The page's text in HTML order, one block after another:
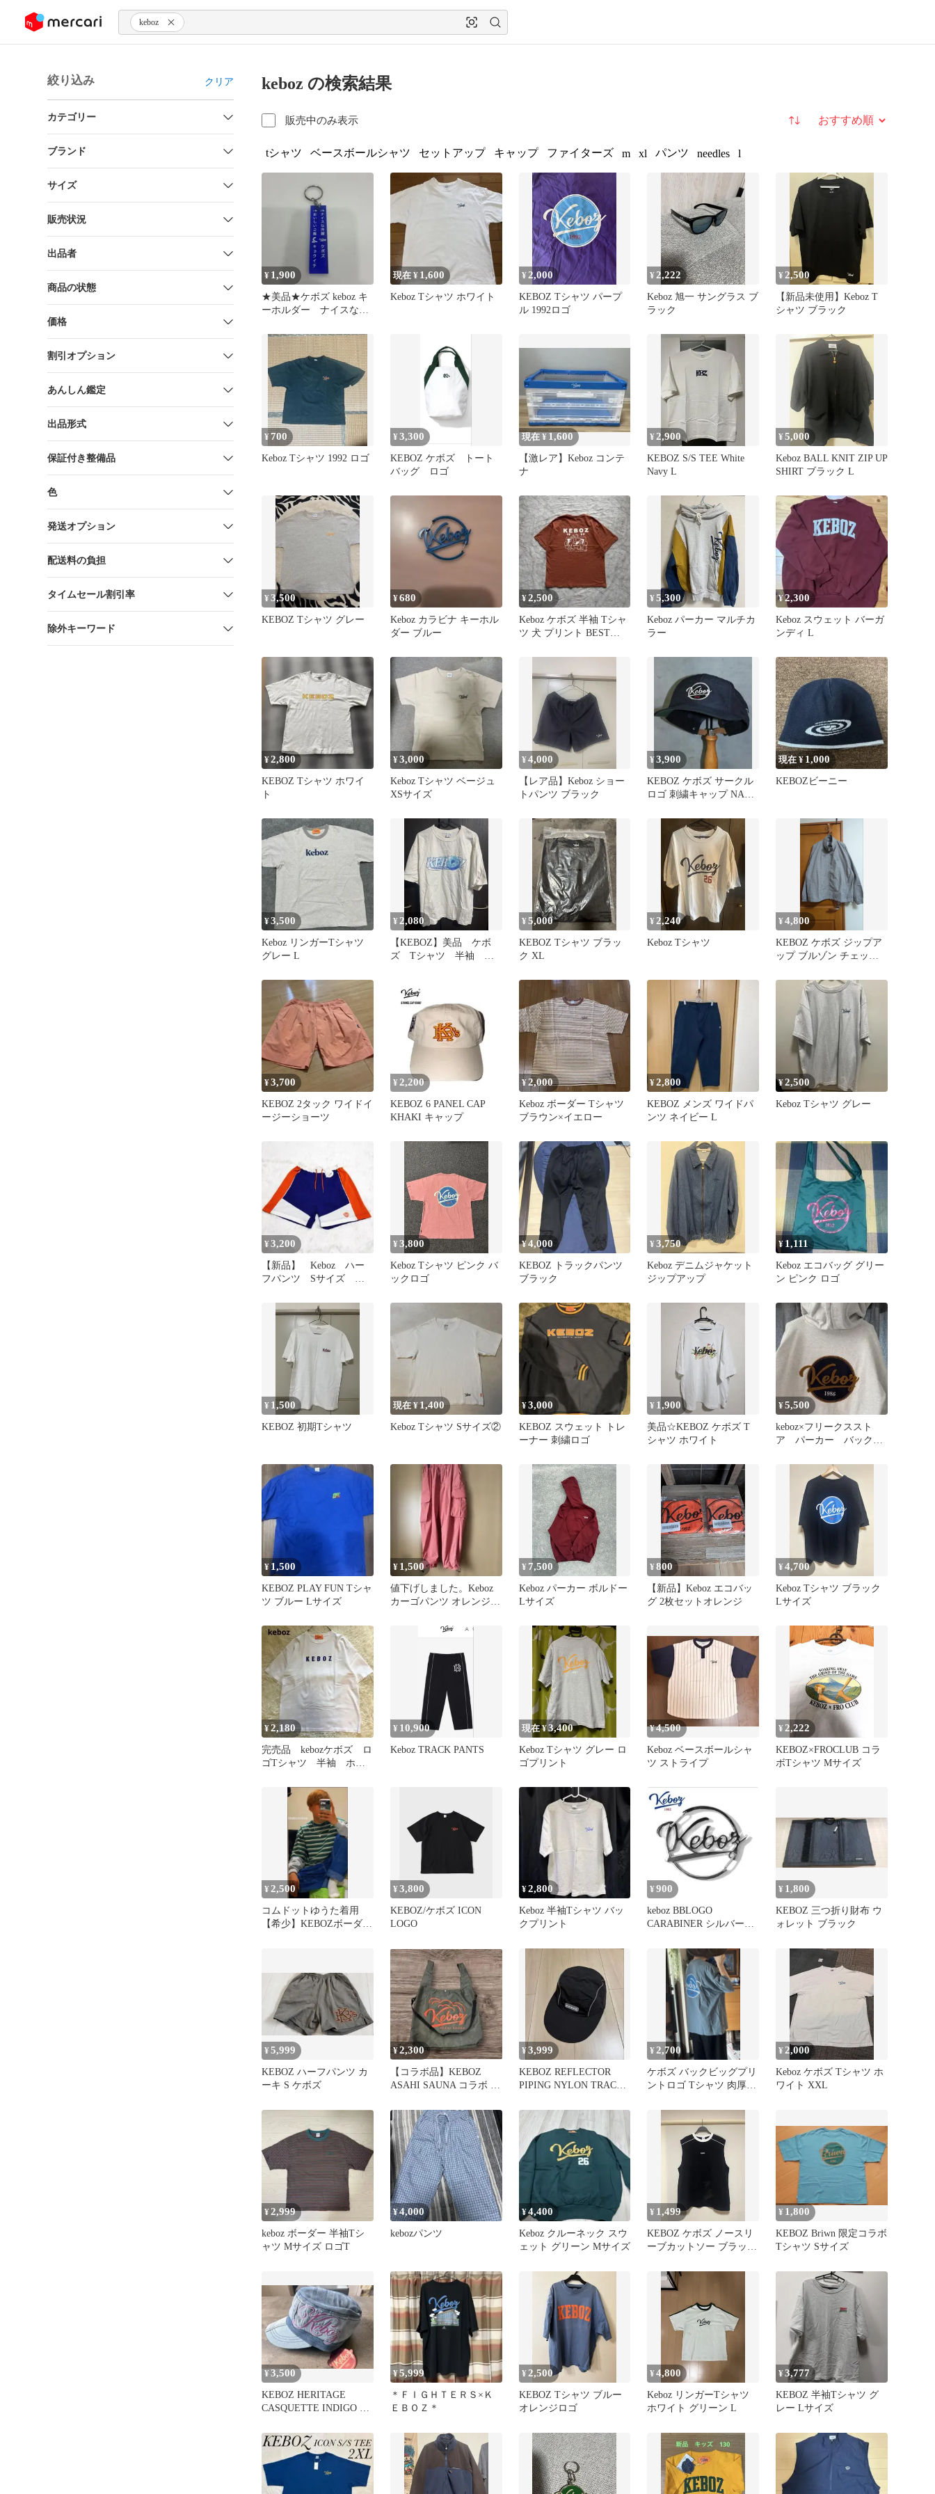
ツにスキップ keboz
絞り込み クリア
カテゴリー
ブランド
サイズ
販売状況
出品者
商品の状態
価格
割引オプション
あんしん鑑定
出品形式
保証付き整備品
色
発送オプション
配送料の負担
タイムセール割引率
除外キーワード
keboz の検索結果
販売中のみ表示 並び替え
tシャツ ベースボールシャツ セットアップ キャップ ファイターズ m xl パンツ needles l
¥ 1,900
★美品★ケボズ keboz キ
ーホルダー ナイスな洋
現在 ¥ 1,600
Keboz Tシャツ ホワイト
¥ 2,000
KEBOZ Tシャツ パープ
ル 1992ロゴ
¥ 2,222
Keboz 旭一 サングラス ブ
ラック
¥ 2,500
【新品未使用】Keboz T
シャツ ブラック
¥700
Keboz Tシャツ 1992 ロゴ
¥3,300
KEBOZ ケボズ トート
バッグ ロゴ
現在 ¥ 1,600
【激レア】Keboz コンテ
ナ
¥ 2,900
KEBOZ S/S TEE White
Navy L
¥5,000
Keboz BALL KNIT ZIP UP
SHIRT ブラック L
¥3,500
KEBOZ Tシャツ グレー
¥680
Keboz カラビナ キーホル
ダー ブルー
¥2,500
Keboz ケボズ 半袖 Tシャ
ツ 犬 プリント BEST
¥5,300
Keboz パーカー マルチカ
ラー
¥2,300
Keboz スウェット バーガ
ンディ L
¥2,800
KEBOZ Tシャツ ホワイ
ト
¥3,000
Keboz Tシャツ ベージュ
XSサイズ
¥4,000
【レア品】Keboz ショー
トパンツ ブラック
¥3,900
KEBOZ ケボズ サークル
ロゴ 刺繍キャップ NAVY
現在 ¥ 1,000
KEBOZビーニー
¥3,500
Keboz リンガーTシャツ
グレー L
¥ 2,080
【KEBOZ】美品 ケボ
ズ Tシャツ 半袖 プ
¥5,000
KEBOZ Tシャツ ブラッ
ク XL
¥ 2,240
Keboz Tシャツ
¥4,800
KEBOZ ケボズ ジップア
ップ ブルゾン チェック
¥3,700
KEBOZ 2タック ワイドイ
ージーショーツ
¥ 2,200
KEBOZ 6 PANEL CAP
KHAKI キャップ
¥2,000
Keboz ボーダー Tシャツ
ブラウン×イエロー
¥2,800
KEBOZ メンズ ワイドパ
ンツ ネイビー L
¥2,500
Keboz Tシャツ グレー
¥3,200
【新品】 Keboz ハー
フパンツ Sサイズ マ
トロゴ
¥3,800
Keboz Tシャツ ピンク バ
ックロゴ
¥4,000
KEBOZ トラックパンツ
ブラック
¥3,750
Keboz デニムジャケット
ジップアップ
¥ 1,111
Keboz エコバッグ グリー
ン ピンク ロゴ
¥ 1,500
KEBOZ 初期Tシャツ
現在 ¥1,400
Keboz Tシャツ Sサイズ②
¥3,000
KEBOZ スウェット トレ
ーナー 刺繍ロゴ
¥ 1,900
美品☆KEBOZ ケボズ T
シャツ ホワイト
¥5,500
keboz×フリークススト
ア パーカー バック刺
¥1,500
KEBOZ PLAY FUN Tシャ
ツ ブルー Lサイズ
¥ 1,500
値下げしました。Keboz
カーゴパンツ オレンジ L
¥ 7,500
Keboz パーカー ボルドー
Lサイズ
¥800
【新品】Keboz エコバッ
グ 2枚セットオレンジ
¥4,700
Keboz Tシャツ ブラック
Lサイズ
¥2,180
完売品 kebozケボズ ロ
ゴTシャツ 半袖 ホワ
¥ 10,900
Keboz TRACK PANTS
現在 ¥3,400
Keboz Tシャツ グレー ロ
ゴプリント
¥4,500
Keboz ベースボールシャ
ツ ストライプ
¥ 2,222
KEBOZ×FROCLUB コラ
ボTシャツ Mサイズ
¥2,500
コムドットゆうた着用
【希少】KEBOZボーダー
¥3,800
KEBOZ/ケボズ ICON
LOGO
¥2,800
Keboz 半袖Tシャツ バッ
クプリント
¥ 900
keboz BBLOGO
CARABINER シルバー
¥ 1,800
KEBOZ 三つ折り財布 ウ
ォレット ブラック
¥5,999
KEBOZ ハーフパンツ カ
ーキ S ケボズ
¥2,300
【コラボ品】KEBOZ
ASAHI SAUNA コラボ サ
¥3,999
KEBOZ REFLECTOR
PIPING NYLON TRACK
¥2,700
ケボズ バックビッグプリ
ントロゴ Tシャツ 肉厚生
¥2,000
Keboz ケボズ Tシャツ ホ
ワイト XXL
¥2,999
keboz ボーダー 半袖Tシ
ャツ Mサイズ ロゴT
¥4,000
kebozパンツ
¥4,400
Keboz クルーネック スウ
ェット グリーン Mサイズ
¥ 1,499
KEBOZ ケボズ ノースリ
ーブカットソー ブラック
¥ 1,800
KEBOZ Briwn 限定コラボ
Tシャツ Sサイズ
¥3,500
KEBOZ HERITAGE
CASQUETTE INDIGO キ
¥5,999
＊ＦＩＧＨＴＥＲＳ×Ｋ
ＥＢＯＺ＊
¥2,500
KEBOZ Tシャツ ブルー
オレンジロゴ
¥4,800
Keboz リンガーTシャツ
ホワイト グリーン L
¥3,777
KEBOZ 半袖Tシャツ グ
レー Lサイズ